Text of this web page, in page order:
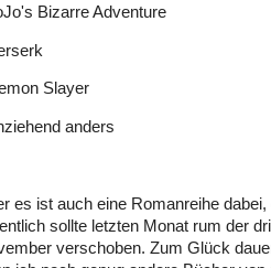
Bizarre Adventure
Slayer
anders
es ist auch eine Romanreihe
sollte letzten Monat rum der
verschoben. Zum Glück